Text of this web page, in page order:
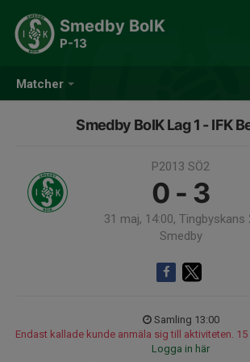
Matcher
Smedby BoIK
P-13
Smedby BoIK Lag 1 - IFK
P2013 SÖ2
0 - 3
31 maj, 14:00, Tingbyskans
Smedby
Samling 13:00
Endast kallade kunde anmäla sig till aktiviteten.
Logga in här